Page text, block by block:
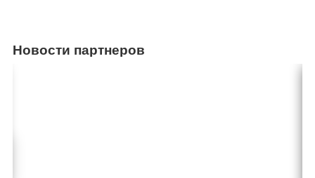
Новости партнеров